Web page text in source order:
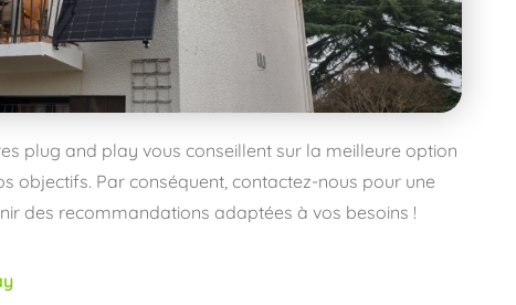
plug and play vous conseillent sur la meilleure option
objectifs. Par conséquent, contactez-nous pour une
des recommandations adaptées à vos besoins !